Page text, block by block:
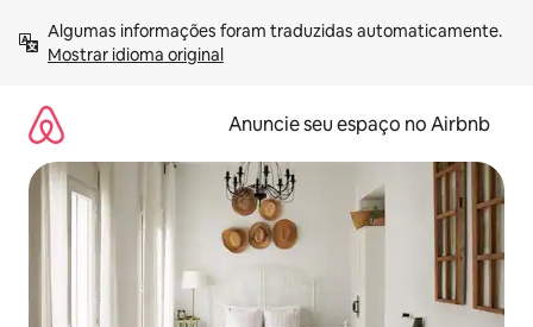
para
Mostrar idioma original
Anuncie seu espaço no Airbnb